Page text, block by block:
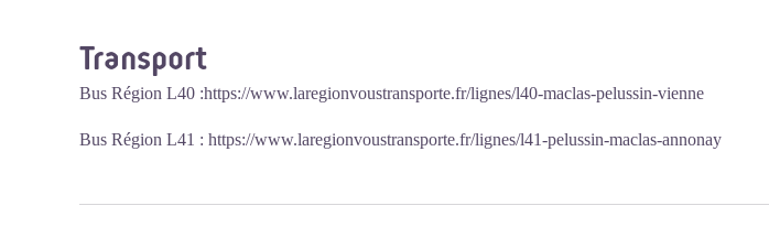
Transport
Bus Région L40 :https://www.laregionvoustransporte.fr/lignes/l40-maclas-pelussin-vienne
Bus Région L41 : https://www.laregionvoustransporte.fr/lignes/l41-pelussin-maclas-annonay